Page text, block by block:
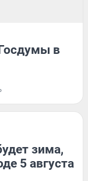
в
зима,
5 августа